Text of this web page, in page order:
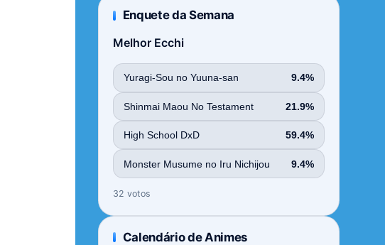
Enquete da Semana
Melhor Ecchi
Yuragi-Sou no Yuuna-san 9.4%
Shinmai Maou No Testament 21.9%
High School DxD 59.4%
Monster Musume no Iru Nichijou 9.4%
32 votos
Calendário de Animes